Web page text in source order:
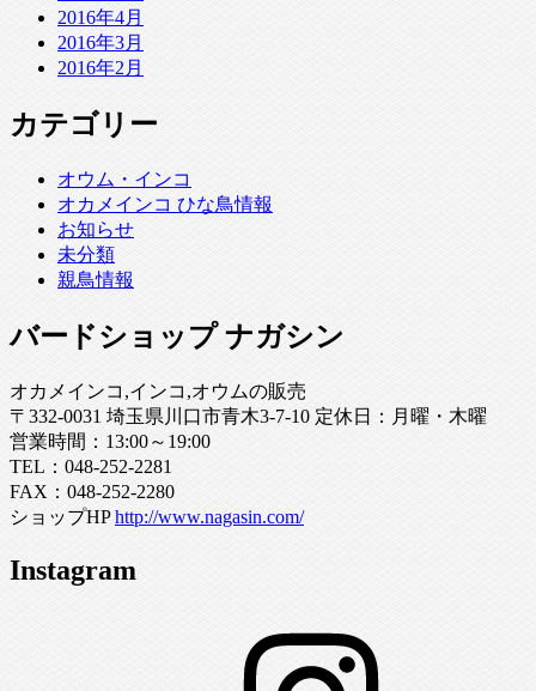
2016年4月
2016年3月
2016年2月
カテゴリー
オウム・インコ
オカメインコ ひな鳥情報
お知らせ
未分類
親鳥情報
バードショップ ナガシン
オカメインコ,インコ,オウムの販売
〒332-0031 埼玉県川口市青木3-7-10 定休日：月曜・木曜
営業時間：13:00～19:00
TEL：048-252-2281
FAX：048-252-2280
ショップHPhttp://www.nagasin.com/
Instagram